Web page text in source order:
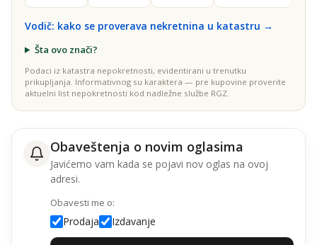
Vodič: kako se proverava nekretnina u katastru →
Šta ovo znači?
Podaci iz katastra nepokretnosti, evidentirani u trenutku
prikupljanja. Informativnog su karaktera — pre kupovine proverite
aktuelni list nepokretnosti kod nadležne službe RGZ.
Obaveštenja o novim oglasima
Javićemo vam kada se pojavi nov oglas na ovoj
adresi.
Obavesti me o:
Prodaja Izdavanje